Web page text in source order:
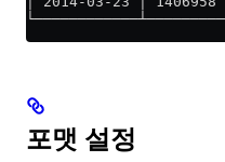
포맷 설정